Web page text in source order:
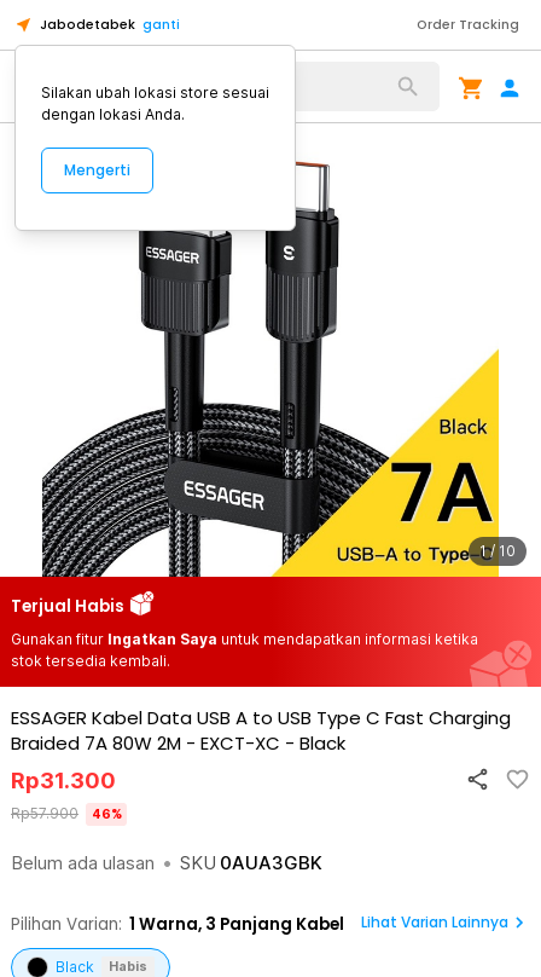
Jabodetabek ganti Order Tracking
Alat Kopi
1 / 10
Terjual Habis
Gunakan fitur Ingatkan Saya untuk mendapatkan informasi ketika
stok tersedia kembali.
ESSAGER Kabel Data USB A to USB Type C Fast Charging
Braided 7A 80W 2M - EXCT-XC - Black
Belum ada ulasan • SKU 0AUA3GBK
Rp31.300
Rp57.900 46%
Pilihan Varian: 1 Warna, 3 Panjang Kabel Lihat Varian Lainnya
Black Habis
Silakan ubah lokasi store sesuai
dengan lokasi Anda.
Mengerti